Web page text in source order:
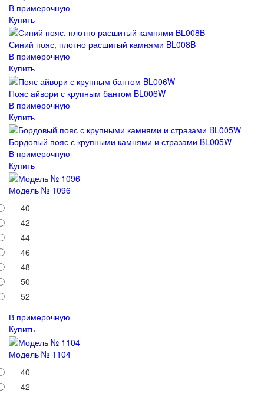
В примерочную
Купить
Синий пояс, плотно расшитый камнями BL008B
В примерочную
Купить
Пояс айвори с крупным бантом BL006W
В примерочную
Купить
Бордовый пояс с крупными камнями и стразами BL005W
В примерочную
Купить
Модель № 1096
40
42
44
46
48
50
52
В примерочную
Купить
Модель № 1104
40
42